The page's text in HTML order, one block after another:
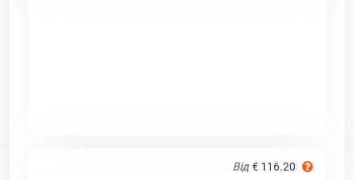
Від € 116.20